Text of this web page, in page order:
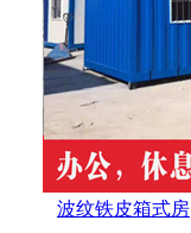
波纹铁皮箱式房